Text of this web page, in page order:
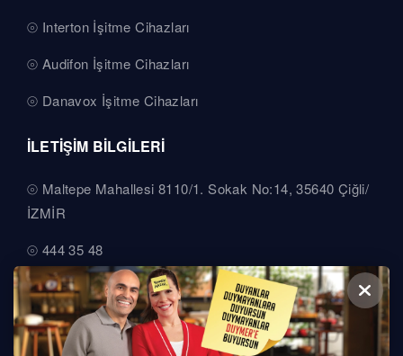
Interton İşitme Cihazları
Audifon İşitme Cihazları
Danavox İşitme Cihazları
İLETİŞİM BİLGİLERİ
Maltepe Mahallesi 8110/1. Sokak No:14, 35640 Çiğli/
İZMİR
444 35 48
+90 542 143 03 35
info@duymer.com.tr